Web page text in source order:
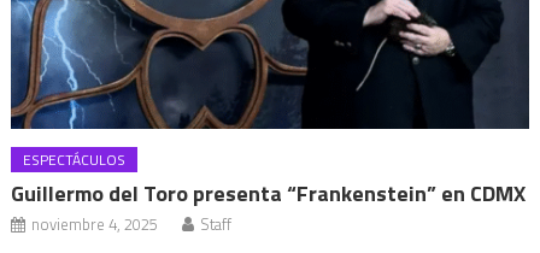
ESPECTÁCULOS
Guillermo del Toro presenta “Frankenstein” en CDMX
noviembre 4, 2025 Staff